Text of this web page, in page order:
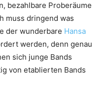
bezahlbare Proberäume
muss dringend was
der wunderbare Hansa
werden, denn genau
sich junge Bands
von etablierten Bands